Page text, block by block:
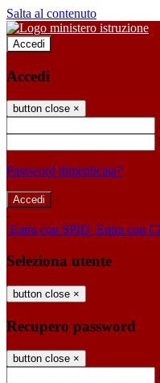
Salta al contenuto
Accedi
Accedi
button close ×
Password dimenticata?
-
Entra con SPID Entra con
Seleziona utente
button close ×
Recupero password
button close ×